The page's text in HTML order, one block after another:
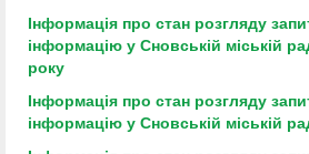
Інформація про стан розгляду
інформацію у Сновській міській
року
Інформація про стан розгляду
інформацію у Сновській міській